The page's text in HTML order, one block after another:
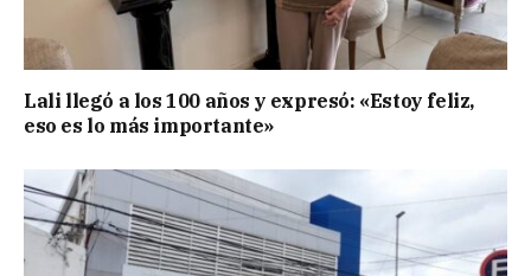
Lali llegó a los 100 años y expresó: «Estoy feliz,
eso es lo más importante»